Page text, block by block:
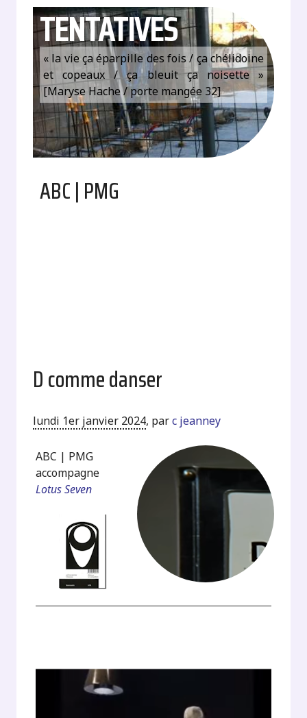
TENTATIVES
« la vie ça éparpille des fois / ça chélidoine
et copeaux / ça bleuit ça noisette »
[Maryse Hache / porte mangée 32]
ABC | PMG
D comme danser
lundi 1er janvier 2024, parc jeanney
ABC | PMG
accompagne
Lotus Seven